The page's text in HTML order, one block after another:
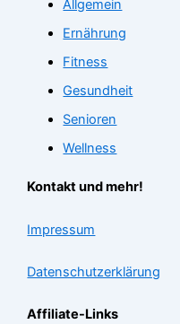
Allgemein
Ernährung
Fitness
Gesundheit
Senioren
Wellness
Kontakt und mehr!
Impressum
Datenschutzerklärung
Affiliate-Links